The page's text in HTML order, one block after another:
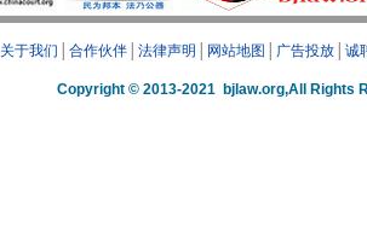
关于我们 合作伙伴 法律声明 网站地图 广告投放 诚
Copyright © 2013-2021 bjlaw.org,All Rights